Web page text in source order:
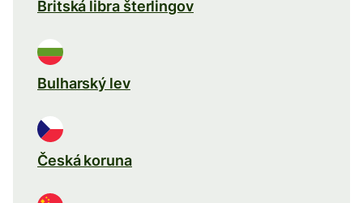
Britská libra šterlingov
Bulharský lev
Česká koruna